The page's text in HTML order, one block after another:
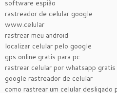
software espião
rastreador de celular google
www.celular
rastrear meu android
localizar celular pelo google
gps online gratis para pc
rastrear celular por whatsapp gratis
google rastreador de celular
como rastrear um celular desligado